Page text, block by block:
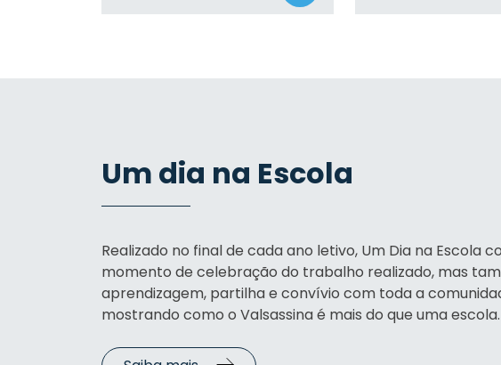
Um dia na Escola
Realizado no final de cada ano letivo, Um Dia na Escola
momento de celebração do trabalho realizado, mas
aprendizagem, partilha e convívio com toda a
mostrando como o Valsassina é mais do que uma escola.